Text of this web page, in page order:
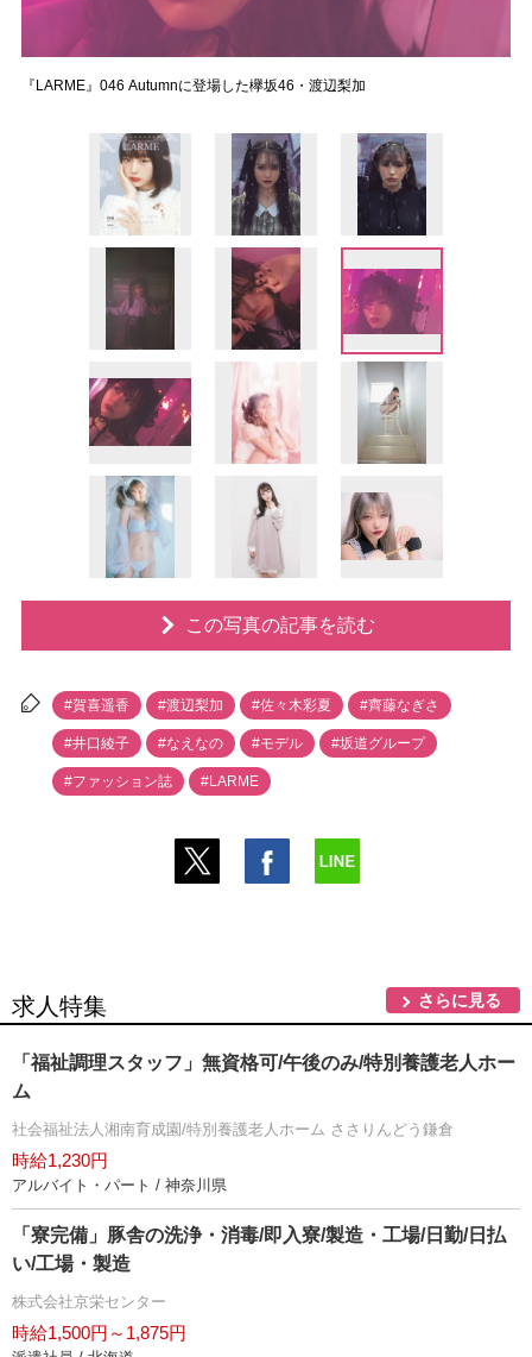
『LARME』046 Autumnに登場した欅坂46・渡辺梨加
この写真の記事を読む
#賀喜遥香 #渡辺梨加 #佐々木彩夏 #齊藤なぎさ
#井口綾子 #なえなの #モデル #坂道グループ
#ファッション誌 #LARME
求人特集 さらに見る
「福祉調理スタッフ」無資格可/午後のみ/特別養護老人ホー
ム
社会福祉法人湘南育成園/特別養護老人ホーム ささりんどう鎌倉
時給1,230円
アルバイト・パート / 神奈川県
「寮完備」豚舎の洗浄・消毒/即入寮/製造・工場/日勤/日払
い/工場・製造
株式会社京栄センター
時給1,500円～1,875円